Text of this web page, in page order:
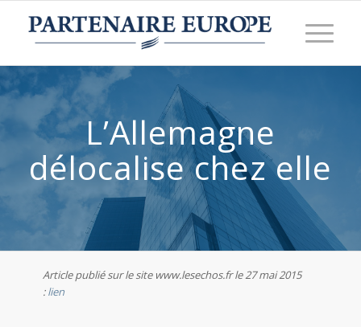
L’Allemagne
délocalise chez elle
Article publié sur le site www.lesechos.fr le 27 mai 2015
:lien